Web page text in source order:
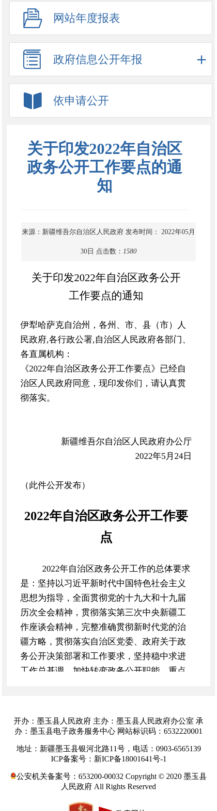
网站年度报表
政府信息公开年报
依申请公开
关于印发2022年自治区
政务公开工作要点的通
知
来源：新疆维吾尔自治区人民政府 发布时间： 2022年05月
30日 点击数： 1580
关于印发2022年自治区政务公开
工作要点的通知
伊犁哈萨克自治州，各州、市、县（市）人
民政府,各行政公署,自治区人民政府各部门、
各直属机构：
《2022年自治区政务公开工作要点》已经自
治区人民政府同意，现印发你们，请认真贯
彻落实。
新疆维吾尔自治区人民政府办公厅
2022年5月24日
（此件公开发布）
2022年自治区政务公开工作要
点
2022年自治区政务公开工作的总体要求
是：坚持以习近平新时代中国特色社会主义
思想为指导，全面贯彻党的十九大和十九届
历次全会精神，贯彻落实第三次中央新疆工
作座谈会精神，完整准确贯彻新时代党的治
疆方略，贯彻落实自治区党委、政府关于政
务公开决策部署和工作要求，坚持稳中求进
工作总基调，加快转变政务公开职能，重点
实、强监管功能。根据《国务院办公厅关于
印发2022年政务公开工作要点的通知》（国
办发〔2022〕8号）要求，现结合自治区实
际，制定工作要点。
一、以公开助力经济平稳健康发展
（一）加强涉及市场主体的信息公开
开办：墨玉县人民政府 主办：墨玉县人民政府办公室 承
办：墨玉县电子政务服务中心 网站标识码：6532220001
地址：新疆墨玉县银河北路11号，电话：0903-6565139
ICP备案号：新ICP备18001641号-1
公安机关备案号：653200-00032 Copyright © 2020 墨玉县
人民政府 All Rights Reserved